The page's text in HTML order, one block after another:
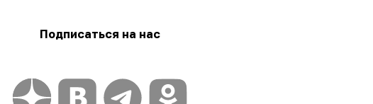
Подписаться на нас